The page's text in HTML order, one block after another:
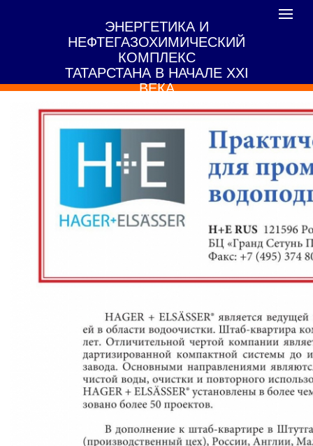
ЭНЕРГЕТИКА И
НЕФТЕГАЗОХИМИЧЕСКИЙ
КОМПЛЕКС
ТАТАРСТАНА В НАЧАЛЕ XXI
ВЕКА
Toggle